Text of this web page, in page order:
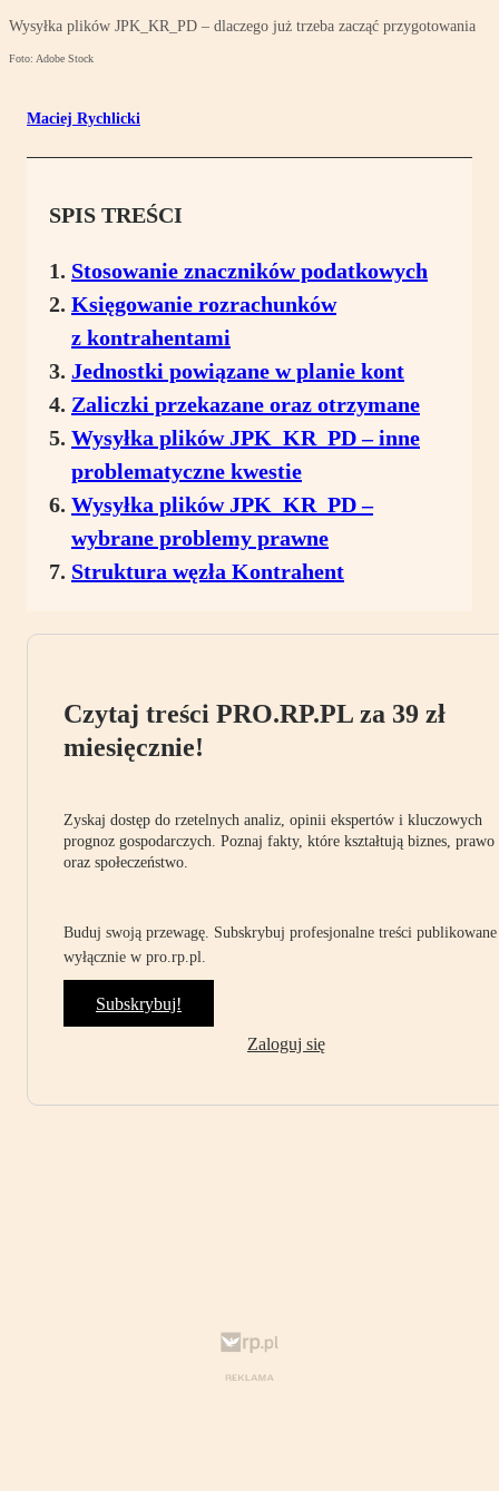
Wysyłka plików JPK_KR_PD – dlaczego już trzeba zacząć przygotowania
Foto: Adobe Stock
Maciej Rychlicki
SPIS TREŚCI
Stosowanie znaczników podatkowych
Księgowanie rozrachunków
z kontrahentami
Jednostki powiązane w planie kont
Zaliczki przekazane oraz otrzymane
Wysyłka plików JPK_KR_PD – inne
problematyczne kwestie
Wysyłka plików JPK_KR_PD –
wybrane problemy prawne
Struktura węzła Kontrahent
Czytaj treści PRO.RP.PL za 39 zł
miesięcznie!
Zyskaj dostęp do rzetelnych analiz, opinii ekspertów i kluczowych
prognoz gospodarczych. Poznaj fakty, które kształtują biznes, prawo
oraz społeczeństwo.
Buduj swoją przewagę. Subskrybuj profesjonalne treści publikowane
wyłącznie w pro.rp.pl.
Subskrybuj!
Zaloguj się